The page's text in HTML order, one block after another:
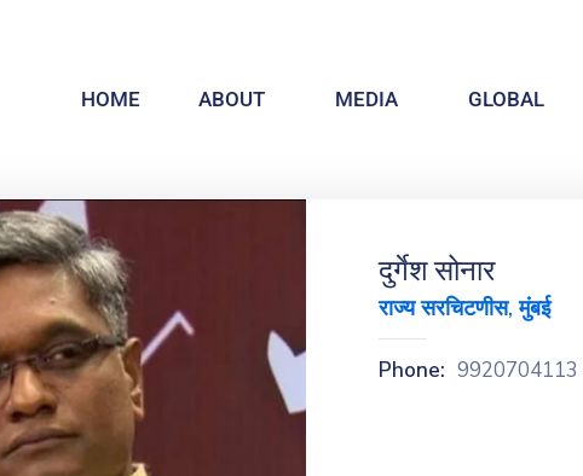
HOME ABOUT MEDIA GLOBAL
दुर्गेश सोनार
राज्य सरचिटणीस, मुंबई
Phone: 9920704113